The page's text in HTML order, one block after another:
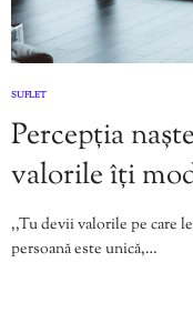
SUFLET
Percepția
valorile îți
,,Tu devii valorile pe care
persoană este unică,…